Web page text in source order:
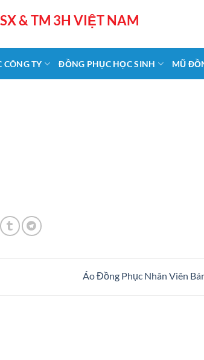
& TM 3H VIỆT NAM
CÔNG TY ĐỒNG PHỤC HỌC SINH MŨ
Áo Đồng Phục Nhân Viên